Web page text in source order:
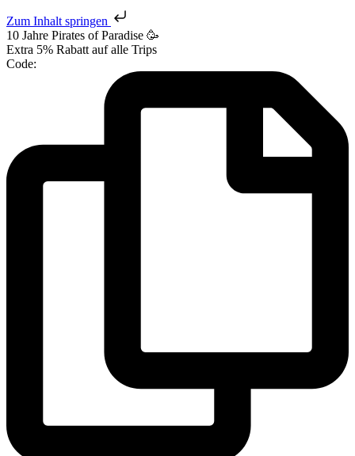
Zum Inhalt springen
10 Jahre Pirates of Paradise 🥳
Extra 5% Rabatt auf alle Trips
Code: